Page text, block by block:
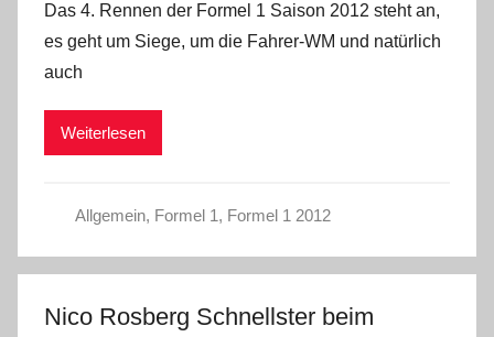
Das 4. Rennen der Formel 1 Saison 2012 steht an,
es geht um Siege, um die Fahrer-WM und natürlich
auch
Weiterlesen
Allgemein, Formel 1, Formel 1 2012
Nico Rosberg Schnellster beim